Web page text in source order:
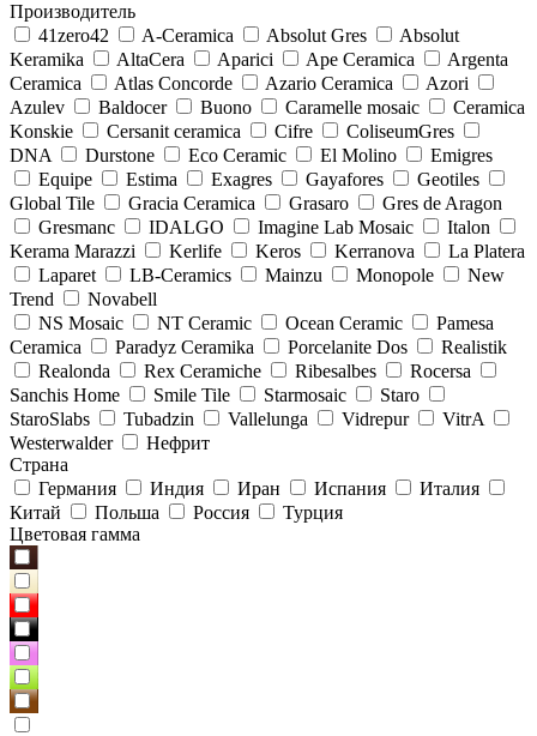
Производитель
41zero42
A-Ceramica Absolut Gres
Absolut
Keramika
AltaCera Aparici Ape Ceramica
Argenta
Ceramica
Atlas Concorde Azario Ceramica
Azori
Azulev
Baldocer Buono Caramelle mosaic
Ceramica
Konskie
Cersanit ceramica Cifre
ColiseumGres
DNA
Durstone Eco Ceramic El Molino
Emigres
Equipe
Estima Exagres Gayafores
Geotiles
Global Tile
Gracia Ceramica Grasaro
Gres de Aragon
Gresmanc
IDALGO Imagine Lab Mosaic
Italon
Kerama Marazzi
Kerlife Keros Kerranova
La Platera
Laparet
LB-Ceramics Mainzu Monopole
New
Trend
Novabell
NS Mosaic
NT Ceramic Ocean Ceramic
Pamesa
Ceramica
Paradyz Сeramika Porcelanite Dos
Realistik
Realonda
Rex Ceramiche Ribesalbes
Rocersa
Sanchis Home
Smile Tile Starmosaic
Staro
StaroSlabs
Tubadzin Vallelunga Vidrepur
VitrA
Westerwalder
Нефрит
Страна
Германия
Индия Иран Испания
Италия
Китай
Польша Россия
Турция
Цветовая гамма